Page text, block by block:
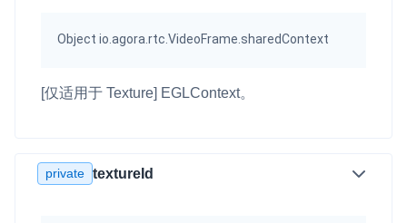
Object io.agora.rtc.VideoFrame.sharedContext
[仅适用于 Texture] EGLContext。
private textureId